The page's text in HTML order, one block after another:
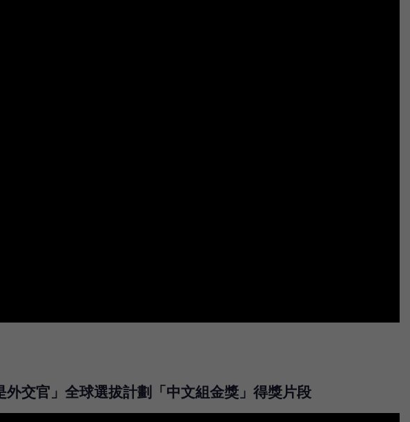
交官」全球選拔計劃「中文組金獎」得獎片段